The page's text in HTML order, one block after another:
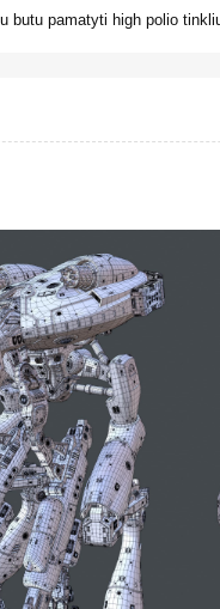
butu pamatyti high polio